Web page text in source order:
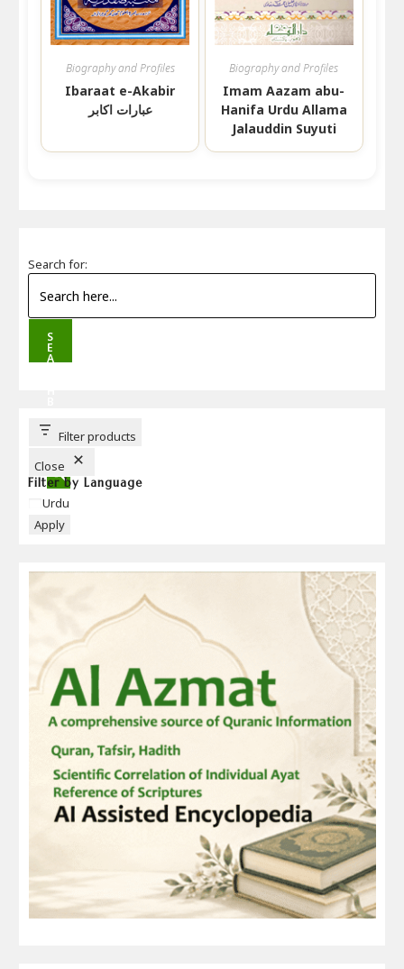
Biography and Profiles
Ibaraat e-Akabir
عبارات اکابر
Biography and Profiles
Imam Aazam abu-
Hanifa Urdu Allama
Jalauddin Suyuti
Search for:
S
E
A
T
T
Filter products
Close
Filter by Language
Language
Urdu
Apply